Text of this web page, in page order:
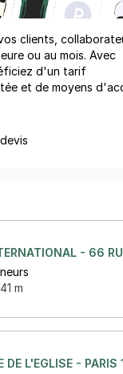
clients,
ou au mois. Avec
d'un tarif
et de moyens
- 66
m
DE L'EGLISE - PARIS